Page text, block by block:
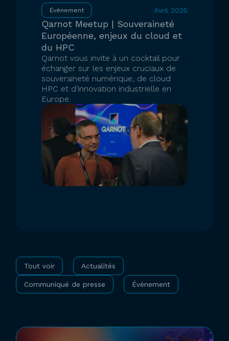
Événement Avril 2025
Qarnot Meetup | Souveraineté
Européenne, enjeux du cloud et
du HPC
Qarnot vous invite à un cocktail pour
échanger sur les enjeux cruciaux de
souveraineté numérique, de cloud
HPC et d’innovation industrielle en
Europe.
INSCRIPTION
Tout voir Actualités
Communiqué de presse Événement